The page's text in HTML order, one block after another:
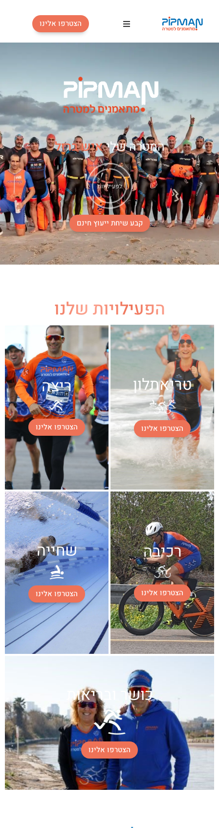
מחירון
כלים למתאמן
פודקאסטים
בלוג
מי אנחנו
צור קשר
הצטרפו אלינו
המטרה שליאיש ברזל
לפעילויות
קבע שיחת ייעוץ חינם
הפעילויות שלנו
טריאתלון
הצטרפו אלינו
ריצה
הצטרפו אלינו
רכיבה
הצטרפו אלינו
שחייה
הצטרפו אלינו
כושר ובריאות
הצטרפו אלינו